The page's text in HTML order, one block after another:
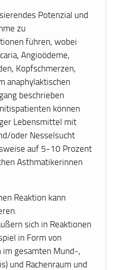
Potenzial und
zu
führen, wobei
Angioödeme,
Kopfschmerzen,
anaphylaktischen
beschrieben
können
Lebensmittel mit
oder Nesselsucht
auf 5-10 Prozent
Asthmatikerinnen
Reaktion kann
sich in Reaktionen
in Form von
im gesamten Mund-,
und Rachenraum und